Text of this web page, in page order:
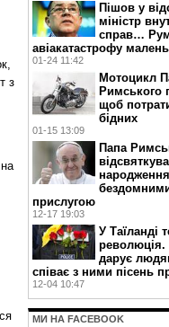
з
Пішов у
міністр
справ…
авіакатастрофу
01-24 11:42
Мотоцикл
Римського
щоб
бідних
01-15 13:09
Папа
прислугою
12-17 19:03
У Таїланді
революція.
дарує
співає з ними пісень
12-04 10:47
МИ НА FACEBOOK